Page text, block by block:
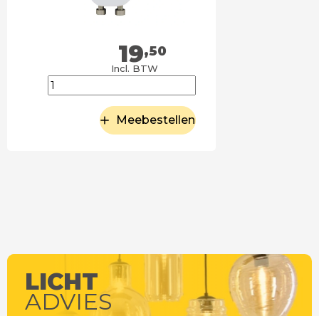
19,50
Incl. BTW
Meebestellen
LICHT
ADVIES